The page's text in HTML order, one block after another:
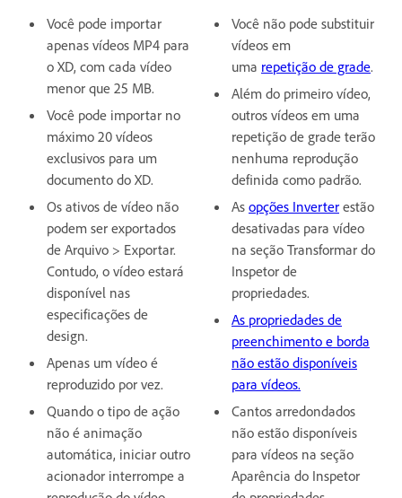
Você pode importar
apenas vídeos MP4 para
o XD, com cada vídeo
menor que 25 MB.
Você pode importar no
máximo 20 vídeos
exclusivos para um
documento do XD.
Os ativos de vídeo não
podem ser exportados
de Arquivo > Exportar.
Contudo, o vídeo estará
disponível nas
especificações de
design.
Apenas um vídeo é
reproduzido por vez.
Quando o tipo de ação
não é animação
automática, iniciar outro
acionador interrompe a
Você não pode substituir
vídeos em
uma repetição de grade.
Além do primeiro vídeo,
outros vídeos em uma
repetição de grade terão
nenhuma reprodução
definida como padrão.
As opções Inverter estão
desativadas para vídeo
na seção Transformar do
Inspetor de
propriedades.
As propriedades de
preenchimento e borda
não estão disponíveis
para vídeos.
Cantos arredondados
não estão disponíveis
para vídeos na seção
Aparência do Inspetor